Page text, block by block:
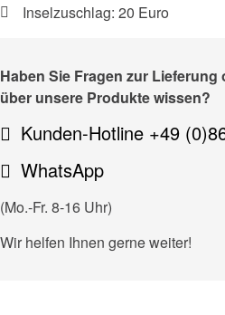
Inselzuschlag: 20 Euro
Haben Sie Fragen zur
über unsere Produkte wissen?
Kunden-Hotline +49
WhatsApp
(Mo.-Fr. 8-16 Uhr)
Wir helfen Ihnen gerne weiter!